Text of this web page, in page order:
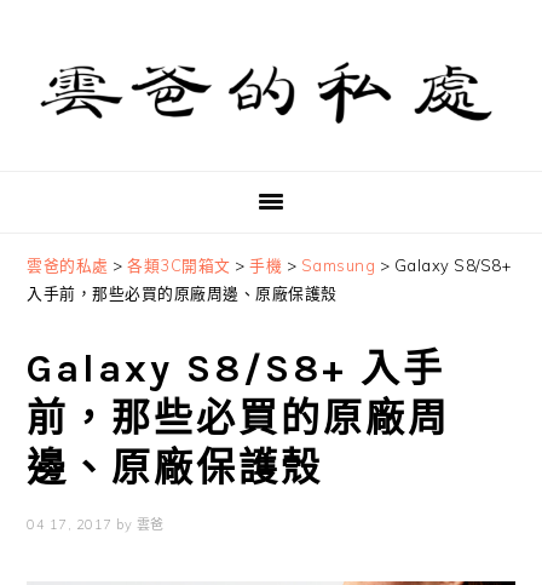
primary
navigation
content
primary
sidebar
雲爸的私處 >各類3C開箱文 >手機 > Samsung > Galaxy S8/S8+
入手前，那些必買的原廠周邊、原廠保護殼
Galaxy S8/S8+ 入手
前，那些必買的原廠周
邊、原廠保護殼
04 17, 2017 by 雲爸